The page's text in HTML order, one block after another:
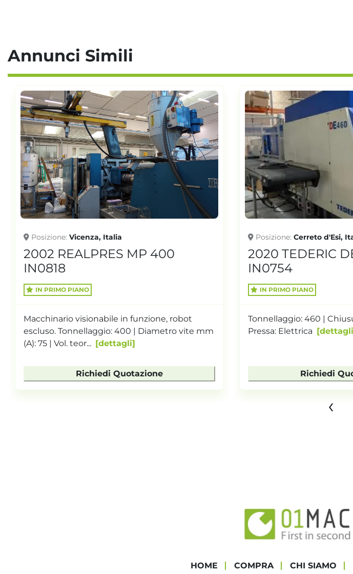
Annunci Simili
Vicenza, Italia
MP 400
visionabile in funzione, robot
400 | Diametro vite mm
teor...
dettagli
Richiedi Quotazione
Cerreto d'Esi, Italia
2020 TEDERIC DE460
Tonnellaggio: 460 | Chiusura: Ginocchiera |
Pressa: Elettrica
dettagli
Richiedi Quotazione
‹
HOME COMPRA CHI SIAMO